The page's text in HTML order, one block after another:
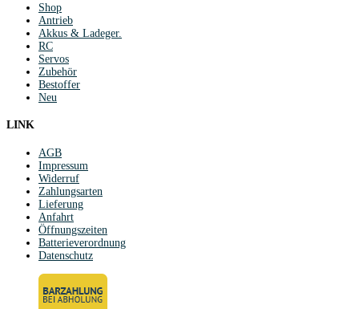
Shop
Antrieb
Akkus & Ladeger.
RC
Servos
Zubehör
Bestoffer
Neu
LINK
AGB
Impressum
Widerruf
Zahlungsarten
Lieferung
Anfahrt
Öffnungszeiten
Batterieverordnung
Datenschutz